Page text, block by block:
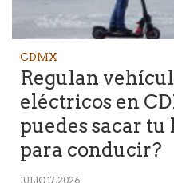
CDMX
Regulan
eléctricos en
puedes sacar
para conducir?
JULIO 17, 2026